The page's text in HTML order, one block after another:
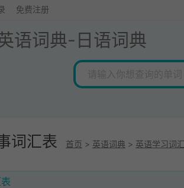
免费注册
语词典-日语词典
词汇表 首页 > 英语词典 > 英语学习词